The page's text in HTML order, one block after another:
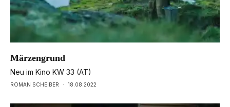
Märzengrund
Neu im Kino KW 33 (AT)
ROMAN SCHEIBER · 18.08.2022